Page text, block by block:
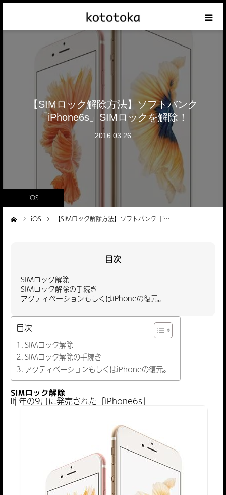
【SIMロック解除方法】ソフトバンク
「iPhone6s」SIMロックを解除！
2016.03.26
iOS
iOS 【SIMロック解除方法】ソフトバンク「i…
目次
SIMロック解除
SIMロック解除の手続き
アクティベーションもしくはiPhoneの復元。
目次
SIMロック解除
SIMロック解除の手続き
アクティベーションもしくはiPhoneの復元。
SIMロック解除
昨年の9月に発売された「iPhone6s」
Appleの話
クレジットカードの話
iPhoneの話
その他の話
テーマリスト